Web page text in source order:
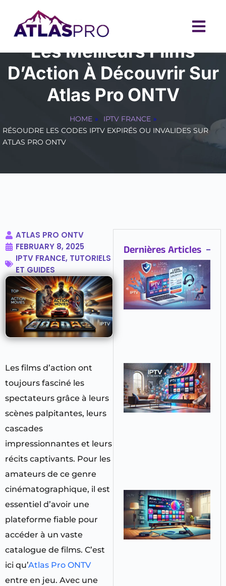
Les Meilleurs Films
D’Action À Découvrir Sur
Atlas Pro ONTV
HOME » IPTV FRANCE »
RÉSOUDRE LES CODES IPTV EXPIRÉS OU INVALIDES SUR
ATLAS PRO ONTV
ATLAS PRO ONTV
FEBRUARY 8, 2025
IPTV FRANCE, TUTORIELS
ET GUIDES
Les films d’action ont
toujours fasciné les
spectateurs grâce à leurs
scènes palpitantes, leurs
cascades
impressionnantes et leurs
récits captivants. Pour les
amateurs de ce genre
cinématographique, il est
essentiel d’avoir une
plateforme fiable pour
accéder à un vaste
catalogue de films. C’est
ici qu’Atlas Pro ONTV
entre en jeu. Avec une
Dernières Articles